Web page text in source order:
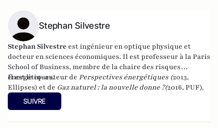
Stephan Silvestre
Stephan Silvestre est ingénieur en optique physique et
docteur en sciences économiques. Il est professeur à la Paris
School of Business, membre de la chaire des risques
énergétiques.
Il est le co-auteur de Perspectives énergétiques (2013,
Ellipses) et de Gaz naturel : la nouvelle donne ?(2016, PUF).
SUIVRE